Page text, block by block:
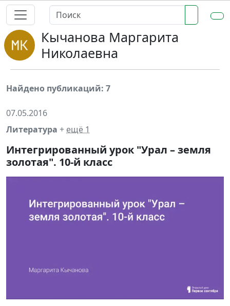
Кычанова Маргарита
Николаевна
Найдено публикаций: 7
07.05.2016
Литература + ещё 1
Интегрированный урок "Урал – земля
золотая". 10-й класс